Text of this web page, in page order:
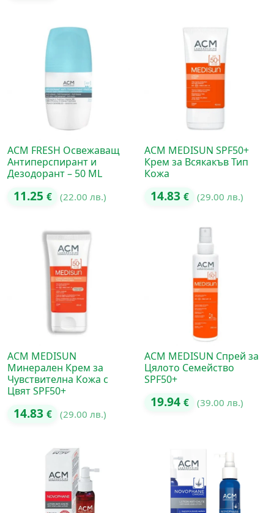
ACM FRESH Освежаващ
Антиперспирант и
Дезодорант – 50 ML
11.25 € (22.00 лв.)
ACM MEDISUN SPF50+
Крем за Всякакъв Тип
Кожа
14.83 € (29.00 лв.)
ACM MEDISUN
Минерален Крем за
Чувствителна Кожа с
Цвят SPF50+
14.83 € (29.00 лв.)
ACM MEDISUN Спрей за
Цялото Семейство
SPF50+
19.94 € (39.00 лв.)